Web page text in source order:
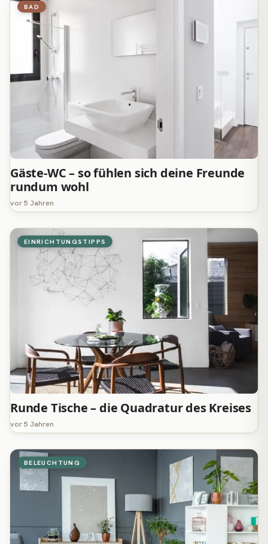
BAD
Gäste-WC – so fühlen sich deine Freunde
rundum wohl
vor 5 Jahren
EINRICHTUNGSTIPPS
Runde Tische – die Quadratur des Kreises
vor 5 Jahren
BELEUCHTUNG